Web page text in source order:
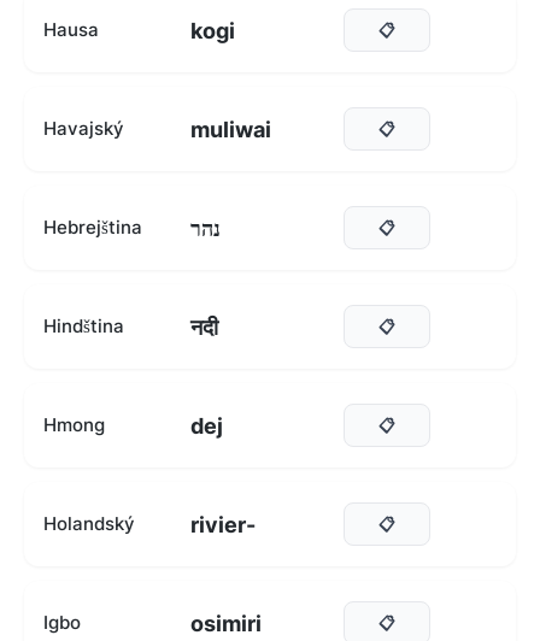
Hausa kogi 📋
Havajský muliwai 📋
Hebrejština נהר 📋
Hindština नदी 📋
Hmong dej 📋
Holandský rivier- 📋
Igbo osimiri 📋